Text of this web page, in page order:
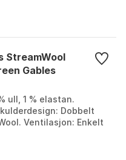
StreamWool
Gables
ull, 1 % elastan.
Dobbelt
Ventilasjon: Enkelt
...